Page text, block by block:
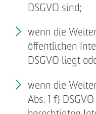
DSGVO sind;
wenn die
öffentlichen
DSGVO liegt
wenn die
Abs. 1 f)